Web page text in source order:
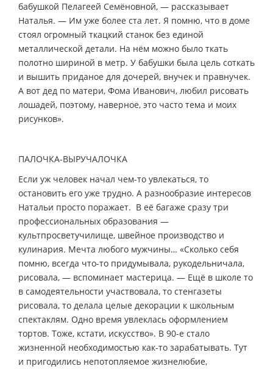
бабушкой Пелагеей Семёновной, — рассказывает
Наталья. — Им уже более ста лет. Я помню, что в доме
стоял огромный ткацкий станок без единой
металлической детали. На нём можно было ткать
полотно шириной в метр. У бабушки была цель соткать
и вышить приданое для дочерей, внучек и правнучек.
А вот дед по матери, Фома Иванович, любил рисовать
лошадей, поэтому, наверное, это часто тема и моих
рисунков».
ПАЛОЧКА-ВЫРУЧАЛОЧКА
Если уж человек начал чем-то увлекаться, то
остановить его уже трудно. А разнообразие интересов
Натальи просто поражает. В её багаже сразу три
профессиональных образования —
культпросветучилище, швейное производство и
кулинария. Мечта любого мужчины… «Сколько себя
помню, всегда что-то придумывала, рукодельничала,
рисовала, — вспоминает мастерица. — Ещё в школе то
в самодеятельности участвовала, то стенгазеты
рисовала, то делала целые декорации к школьным
спектаклям. Одно время увлеклась оформлением
тортов. Тоже, кстати, искусство». В 90-е стало
жизненной необходимостью как-то зарабатывать. Тут
и пригодились непотопляемое жизнелюбие,